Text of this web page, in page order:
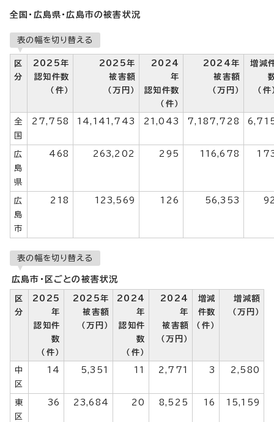
全国・広島県・広島市の被害状況
表の幅を切り替える
区
分
2025年
認知件数
（件）
2025年
被害額
（万円）
2024
年
認知件数
（件）
2024年
被害額
（万円）
増減
（件
全
国
27,758 14,141,743 21,043 7,187,728
広
島
県
468 263,202 295 116,678
広
島
市
218 123,569 126 56,353
表の幅を切り替える
広島市・区ごとの被害状況
区
分
2025
年
認知件
数
（件）
2025年
被害額
（万円）
2024
年
認知件
数
（件）
2024
年
被害額
（万円）
増減
件数
（件）
増減額
（万円）
中
区
14 5,351 11 2,771 3 2,580
東
区
36 23,684 20 8,525 16 15,159